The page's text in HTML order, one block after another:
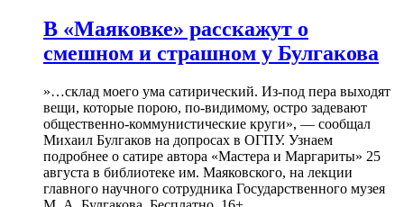
В «Маяковке» расскажут о
смешном и страшном у Булгакова
»…склад моего ума сатирический. Из-под пера выходят
вещи, которые порою, по-видимому, остро задевают
общественно-коммунистические круги», — сообщал
Михаил Булгаков на допросах в ОГПУ. Узнаем
подробнее о сатире автора «Мастера и Маргариты» 25
августа в библиотеке им. Маяковского, на лекции
главного научного сотрудника Государственного музея